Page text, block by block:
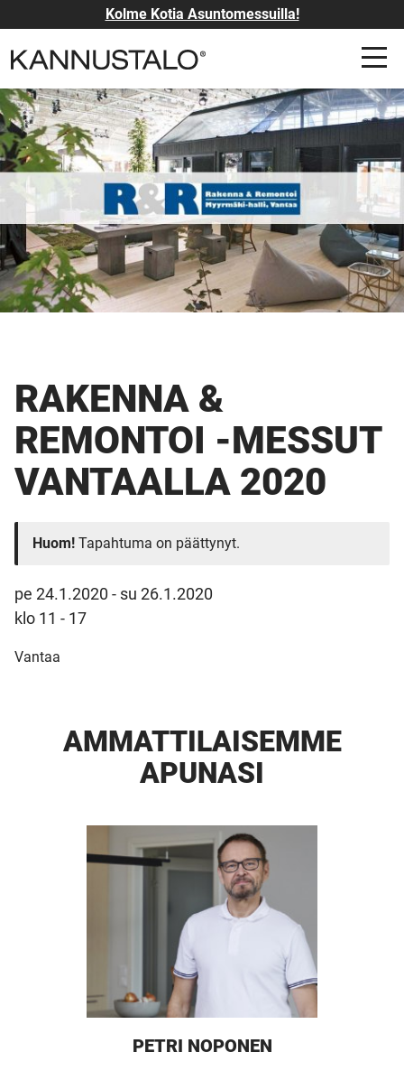
Kolme Kotia Asuntomessuilla!
RAKENNA &
REMONTOI -MESSUT
VANTAALLA 2020
Huom! Tapahtuma on päättynyt.
pe 24.1.2020 - su 26.1.2020
klo 11 - 17
Vantaa
AMMATTI­LAISEMME
APUNASI
PETRI NOPONEN